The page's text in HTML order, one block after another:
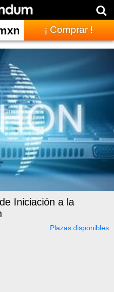
¡ Comprar !
Iniciación a la
Plazas disponibles